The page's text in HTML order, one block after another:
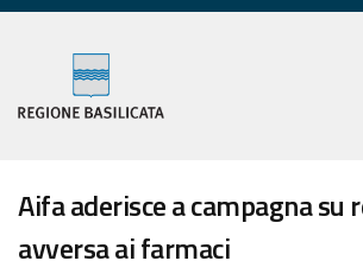
Aifa aderisce a campagna su
avversa ai farmaci